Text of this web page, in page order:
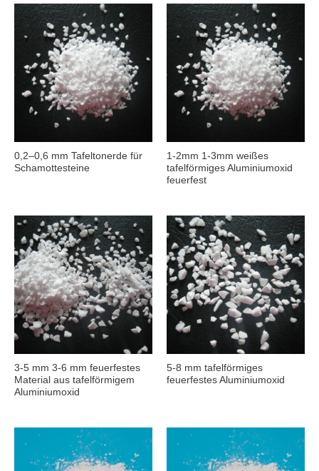
0,2–0,6 mm Tafeltonerde für
Schamottesteine
1-2mm 1-3mm weißes
tafelförmiges Aluminiumoxid
feuerfest
3-5 mm 3-6 mm feuerfestes
Material aus tafelförmigem
Aluminiumoxid
5-8 mm tafelförmiges
feuerfestes Aluminiumoxid